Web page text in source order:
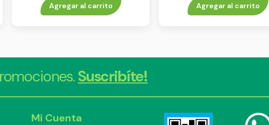
Agregar al carrito Agregar al carrito
Suscribíte!
Mi Cuenta